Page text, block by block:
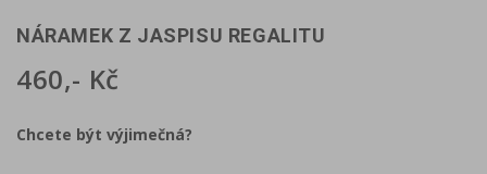
NÁRAMEK Z JASPISU REGALITU
460,- Kč
Chcete být výjimečná?